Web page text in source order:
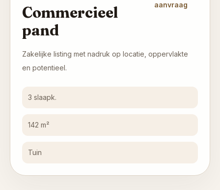
Commercieel
pand
aanvraag
Zakelijke listing met nadruk op locatie, oppervlakte
en potentieel.
3 slaapk.
142 m²
Tuin